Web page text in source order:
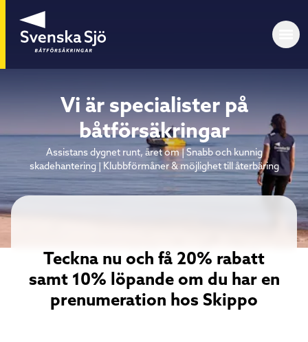
Vi är specialister på
båtförsäkringar
Assistans dygnet runt, året om | Snabb och kunnig
skadehantering | Klubbförmåner & möjlighet till återbäring
Teckna nu och få 20% rabatt
samt 10% löpande om du har en
prenumeration hos Skippo